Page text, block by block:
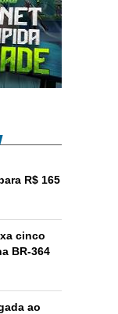
R$ 165
cinco
BR-364
ao